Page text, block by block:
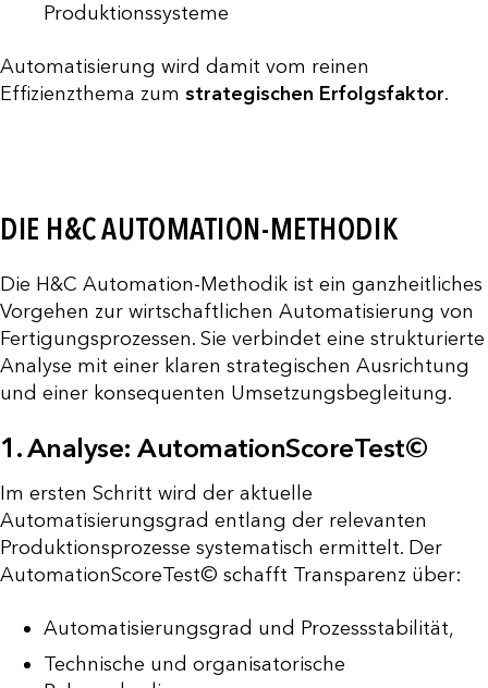
Produktionssysteme
Automatisierung wird damit vom reinen
Effizienzthema zum strategischen Erfolgsfaktor.
DIE H&C AUTOMATION-METHODIK
Die H&C Automation-Methodik ist ein ganzheitliches
Vorgehen zur wirtschaftlichen Automatisierung von
Fertigungsprozessen. Sie verbindet eine strukturierte
Analyse mit einer klaren strategischen Ausrichtung
und einer konsequenten Umsetzungsbegleitung.
1. Analyse: AutomationScoreTest©
Im ersten Schritt wird der aktuelle
Automatisierungsgrad entlang der relevanten
Produktionsprozesse systematisch ermittelt. Der
AutomationScoreTest© schafft Transparenz über:
Automatisierungsgrad und Prozessstabilität,
Technische und organisatorische